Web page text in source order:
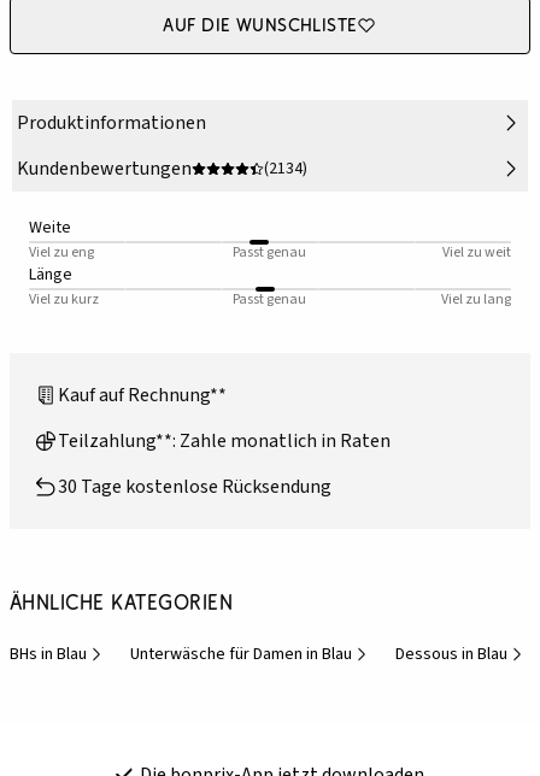
Auf die Wunschliste
Produktinformationen
Kundenbewertungen
(2134)
Weite
Viel zu eng Passt genau Viel zu weit
Länge
Viel zu kurz Passt genau Viel zu lang
Kauf auf Rechnung**
Teilzahlung**: Zahle monatlich in Raten
30 Tage kostenlose Rücksendung
Ähnliche Kategorien
BHs in Blau Unterwäsche für Damen in Blau Dessous in Blau